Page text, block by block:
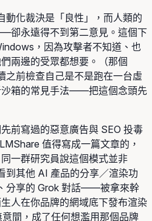
動化裁決是「良性」，而人類的
永遠得不到第二意見。這個下
，因為攻擊者不知道、也
兩邊的受眾都想要。（那個
之前檢查自己是不是跑在一台虛
沙箱的常見手法——把這個念頭先
前寫過的惡意廣告與 SEO 投毒
值得寫成一篇文章的，
一群研究員說這個模式並非
到其他 AI 產品的分享／渲染功
分享的 Grok 對話——被拿來幹
人在你品牌的網域底下發布渲染
間，成了任何想濫用那個品牌